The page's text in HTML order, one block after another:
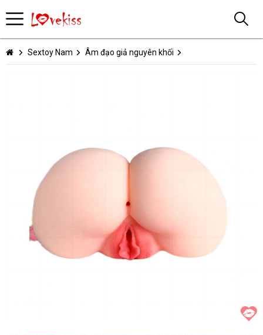
Sextoy Nam Âm đạo giả nguyên khối